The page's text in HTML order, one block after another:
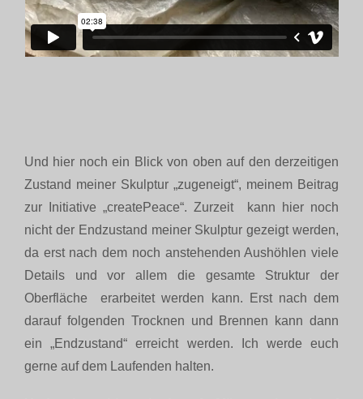
Und hier noch ein Blick von oben auf den derzeitigen
Zustand meiner Skulptur „zugeneigt“, meinem Beitrag
zur Initiative „createPeace“. Zurzeit kann hier noch
nicht der Endzustand meiner Skulptur gezeigt werden,
da erst nach dem noch anstehenden Aushöhlen viele
Details und vor allem die gesamte Struktur der
Oberfläche erarbeitet werden kann. Erst nach dem
darauf folgenden Trocknen und Brennen kann dann
ein „Endzustand“ erreicht werden. Ich werde euch
gerne auf dem Laufenden halten.